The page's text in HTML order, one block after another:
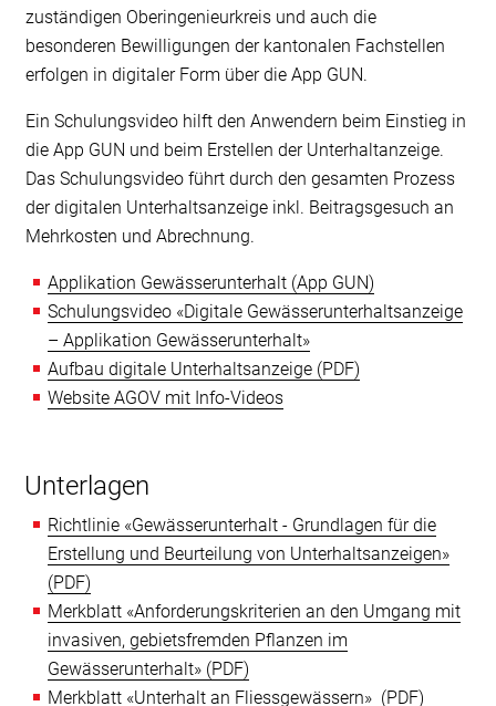
zuständigen Oberingenieurkreis und auch die
besonderen Bewilligungen der kantonalen Fachstellen
erfolgen in digitaler Form über die App GUN.
Ein Schulungsvideo hilft den Anwendern beim Einstieg in
die App GUN und beim Erstellen der Unterhaltanzeige.
Das Schulungsvideo führt durch den gesamten Prozess
der digitalen Unterhaltsanzeige inkl. Beitragsgesuch an
Mehrkosten und Abrechnung.
Applikation Gewässerunterhalt (App GUN)
Schulungsvideo «Digitale Gewässerunterhaltsanzeige
– Applikation Gewässerunterhalt»
Aufbau digitale Unterhaltsanzeige
Website AGOV mit Info-Videos
Unterlagen
Richtlinie «Gewässerunterhalt - Grundlagen für die
Erstellung und Beurteilung von Unterhaltsanzeigen»
Merkblatt «Anforderungskriterien an den Umgang mit
invasiven, gebietsfremden Pflanzen im
Gewässerunterhalt»
Merkblatt «Unterhalt an Fliessgewässern»